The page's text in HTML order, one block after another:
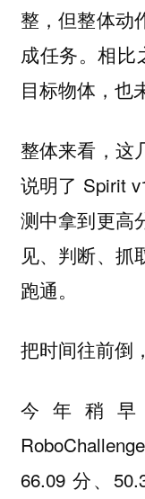
整，但整体动
成任务。相比
目标物体，也
整体来看，这
说明了 Spirit
测中拿到更高
见、判断、抓
跑通。
把时间往前倒
今年稍早
66.09 分、